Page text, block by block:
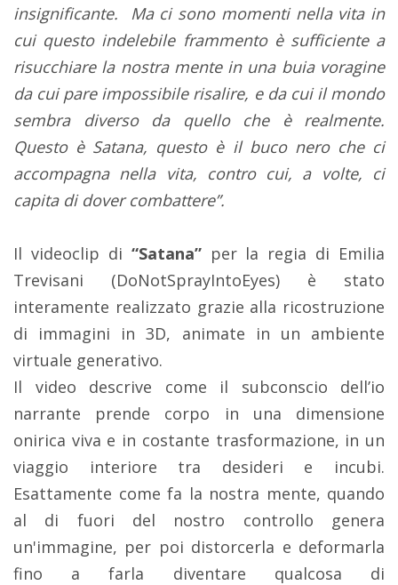
insignificante.
Ma ci sono momenti nella vita in
cui questo indelebile frammento è sufficiente a
risucchiare la nostra mente in una buia voragine
da cui pare impossibile risalire, e da cui il mondo
sembra diverso da quello che è realmente.
Questo è Satana, questo è il buco nero che ci
accompagna nella vita, contro cui, a volte, ci
capita di dover combattere”.
Il videoclip di “Satana”per la regia di Emilia
Trevisani (DoNotSprayIntoEyes) è stato
interamente realizzato grazie alla ricostruzione
di immagini in 3D, animate in un ambiente
virtuale generativo.
Il video descrive come il subconscio dell’io
narrante prende corpo in una dimensione
onirica viva e in costante trasformazione, in un
viaggio interiore tra desideri e incubi.
Esattamente come fa la nostra mente, quando
al di fuori del nostro controllo genera
un'immagine, per poi distorcerla e deformarla
fino a farla diventare qualcosa di